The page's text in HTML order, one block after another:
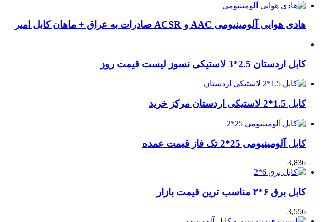
هادی هوایی آلومینیومی AAC و ACSR صادرات به عراق + ماهان کابل امیر
کابل اردستان 2.5*3 لاستیکی نسوز لیست قیمت روز
کابل 1.5*2 لاستیکی اردستان مرکز خرید
کابل آلومینیومی 25*2 تک فاز قیمت عمده
3,836
کابل برق ۶*۲ مناسب ترین قیمت بازار
3,556